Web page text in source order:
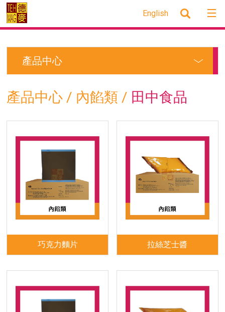
English
產品中心
產品中心 / 內餡類 / 田中食品
巧克力麵片 拉絲芝士醬